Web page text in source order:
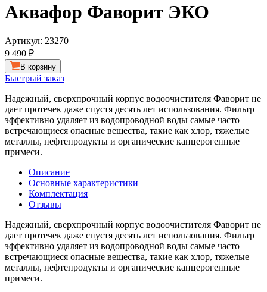
Аквафор Фаворит ЭКО
Артикул: 23270
9 490 ₽
В корзину
Быстрый заказ
Надежный, сверхпрочный корпус водоочистителя Фаворит не
дает протечек даже спустя десять лет использования. Фильтр
эффективно удаляет из водопроводной воды самые часто
встречающиеся опасные вещества, такие как хлор, тяжелые
металлы, нефтепродукты и органические канцерогенные
примеси.
Описание
Основные характеристики
Комплектация
Отзывы
Надежный, сверхпрочный корпус водоочистителя Фаворит не
дает протечек даже спустя десять лет использования. Фильтр
эффективно удаляет из водопроводной воды самые часто
встречающиеся опасные вещества, такие как хлор, тяжелые
металлы, нефтепродукты и органические канцерогенные
примеси.